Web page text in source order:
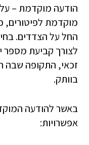
הודעה מוקדמת –
מוקדמת לפיטורים,
החל על הצדדים.
לצורך קביעת מספר
זכאי, התקופה שבה
בוותק.
באשר להודעה
אפשרויות: